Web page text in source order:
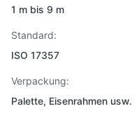
1 m bis 9 m
Standard:
ISO 17357
Verpackung:
Palette, Eisenrahmen usw.